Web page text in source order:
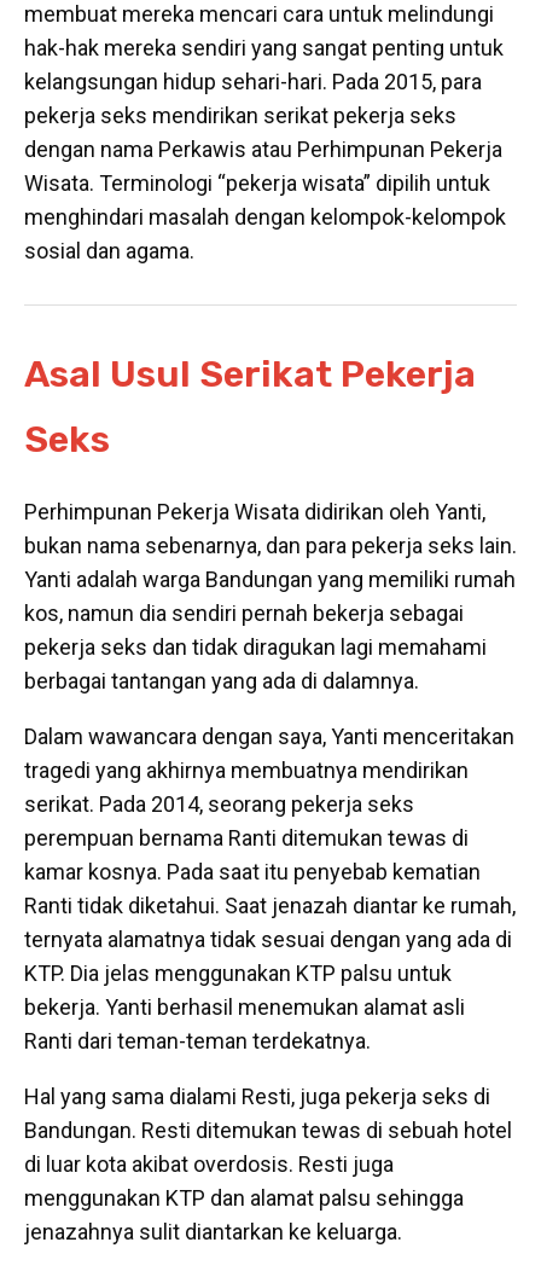
membuat mereka mencari cara untuk melindungi
hak-hak mereka sendiri yang sangat penting untuk
kelangsungan hidup sehari-hari. Pada 2015, para
pekerja seks mendirikan serikat pekerja seks
dengan nama Perkawis atau Perhimpunan Pekerja
Wisata. Terminologi “pekerja wisata” dipilih untuk
menghindari masalah dengan kelompok-kelompok
sosial dan agama.
Asal Usul Serikat Pekerja
Seks
Perhimpunan Pekerja Wisata didirikan oleh Yanti,
bukan nama sebenarnya, dan para pekerja seks lain.
Yanti adalah warga Bandungan yang memiliki rumah
kos, namun dia sendiri pernah bekerja sebagai
pekerja seks dan tidak diragukan lagi memahami
berbagai tantangan yang ada di dalamnya.
Dalam wawancara dengan saya, Yanti menceritakan
tragedi yang akhirnya membuatnya mendirikan
serikat. Pada 2014, seorang pekerja seks
perempuan bernama Ranti ditemukan tewas di
kamar kosnya. Pada saat itu penyebab kematian
Ranti tidak diketahui. Saat jenazah diantar ke rumah,
ternyata alamatnya tidak sesuai dengan yang ada di
KTP. Dia jelas menggunakan KTP palsu untuk
bekerja. Yanti berhasil menemukan alamat asli
Ranti dari teman-teman terdekatnya.
Hal yang sama dialami Resti, juga pekerja seks di
Bandungan. Resti ditemukan tewas di sebuah hotel
di luar kota akibat overdosis. Resti juga
menggunakan KTP dan alamat palsu sehingga
jenazahnya sulit diantarkan ke keluarga.